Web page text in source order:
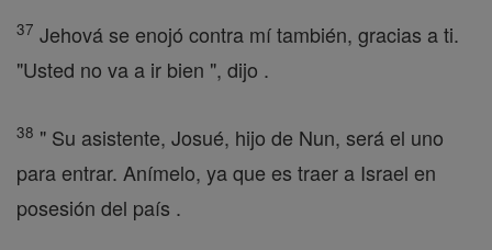
37 Jehová se enojó contra mí también, gracias a ti.
"Usted no va a ir bien ", dijo .
38 " Su asistente, Josué, hijo de Nun, será el uno
para entrar. Anímelo, ya que es traer a Israel en
posesión del país .